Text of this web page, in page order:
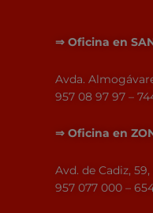
⇒ Oficina en
Avda.
957 08 97 97 –
⇒ Oficina en
Avd. de Cadiz,
957 077 000 –